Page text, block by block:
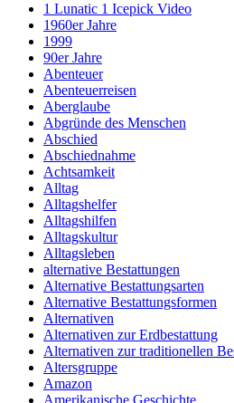
1 Lunatic 1 Icepick Video
1960er Jahre
1999
90er Jahre
Abenteuer
Abenteuerreisen
Aberglaube
Abgründe des Menschen
Abschied
Abschiednahme
Achtsamkeit
Alltag
Alltagshelfer
Alltagshilfen
Alltagskultur
Alltagsleben
alternative Bestattungen
Alternative Bestattungsarten
Alternative Bestattungsformen
Alternativen
Alternativen zur Erdbestattung
Alternativen zur traditionellen
Altersgruppe
Amazon